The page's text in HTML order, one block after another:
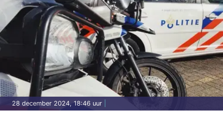
28 december 2024, 18:46 uur